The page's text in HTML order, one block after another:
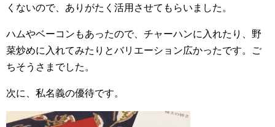
くないので、ありがたく活用させてもらいました。
ハムやベーコンもあったので、チャーハンに入れたり、野
菜炒めに入れてみたりとバリエーション広かったです。ご
ちそうさまでした。
次に、私名義の優待です。